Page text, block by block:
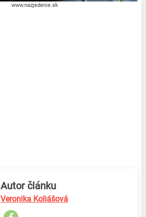
www.nazjedenie.sk
Autor článku
Veronika Koliášová